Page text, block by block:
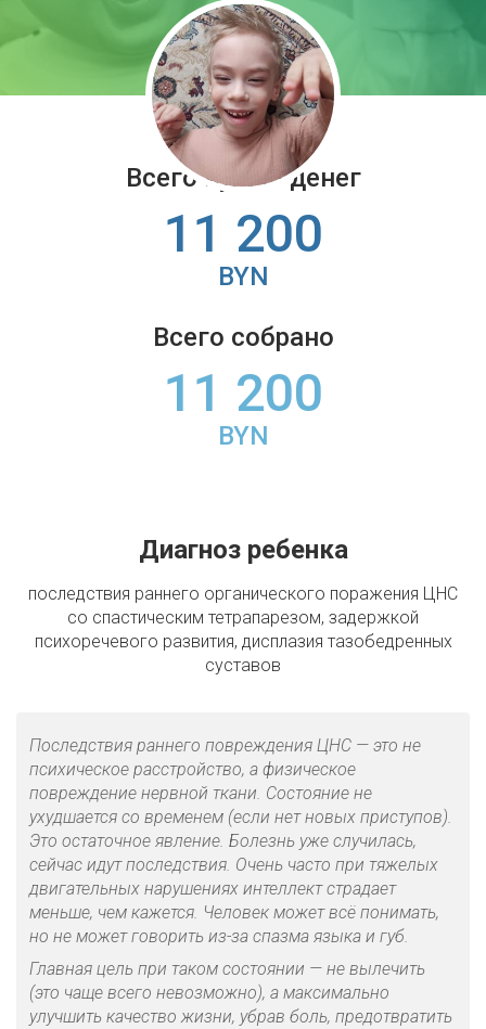
Всего нужно денег
11 200
BYN
Всего собрано
11 200
BYN
Диагноз ребенка
последствия раннего органического поражения ЦНС
со спастическим тетрапарезом, задержкой
психоречевого развития, дисплазия тазобедренных
суставов
Последствия раннего повреждения ЦНС — это не
психическое расстройство, а физическое
повреждение нервной ткани. Состояние не
ухудшается со временем (если нет новых приступов).
Это остаточное явление. Болезнь уже случилась,
сейчас идут последствия. Очень часто при тяжелых
двигательных нарушениях интеллект страдает
меньше, чем кажется. Человек может всё понимать,
но не может говорить из-за спазма языка и губ.
Главная цель при таком состоянии — не вылечить
(это чаще всего невозможно), а максимально
улучшить качество жизни, убрав боль, предотвратить